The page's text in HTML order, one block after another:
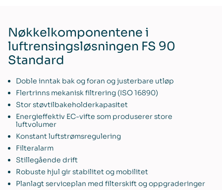
Nøkkelkomponentene i
luftrensingsløsningen FS 90
Standard
Doble inntak bak og foran og justerbare utløp
Flertrinns mekanisk filtrering (ISO 16890)
Stor støvtilbakeholderkapasitet
Energieffektiv EC-vifte som produserer store
luftvolumer
Konstant luftstrømsregulering
Filteralarm
Stillegående drift
Robuste hjul gir stabilitet og mobilitet
Planlagt serviceplan med filterskift og oppgraderinger